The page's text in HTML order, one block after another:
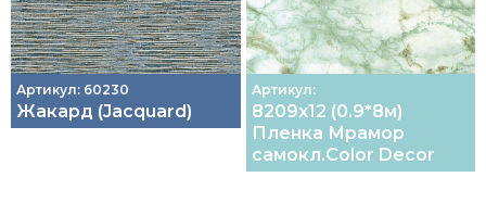
Артикул: 60230
Жакард (Jacquard)
Артикул:
8209х12 (0.9*8м)
Пленка Мрамор
самокл.Color Decor